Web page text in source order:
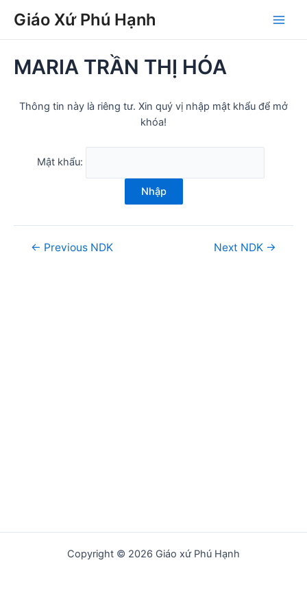
Giáo Xứ Phú Hạnh
Main
MARIA TRẦN THỊ HÓA
Thông tin này là riêng tư. Xin quý vị nhập mật khẩu để mở
khóa!
Mật khẩu:
Nhập
navigation
← Previous NDK Next NDK →
Copyright © 2026 Giáo xứ Phú Hạnh